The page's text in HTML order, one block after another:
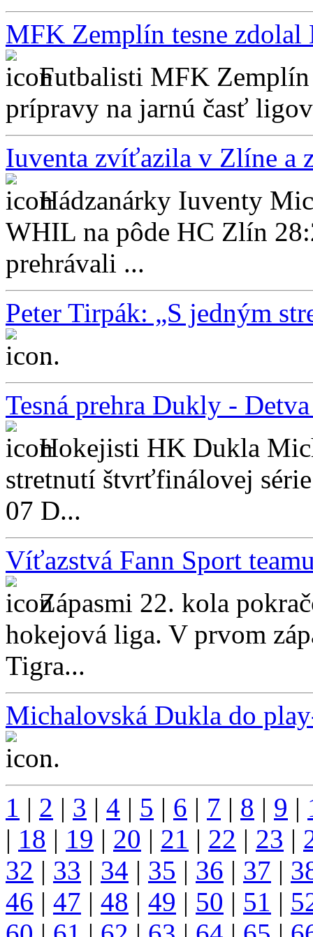
MFK Zemplín tesne
Futbalisti MFK
prípravy na jarnú časť
Iuventa zvíťazila v Zlíne a
Hádzanárky Iuventy
WHIL na pôde HC Zlín
prehrávali ...
Peter Tirpák: „S jedným
...
Tesná prehra Dukly -
Hokejisti HK Dukla
stretnutí štvrťfinálovej
07 D...
Víťazstvá Fann Sport
Zápasmi 22. kola
hokejová liga. V prvom
Tigra...
Michalovská Dukla do
...
1 | 2 | 3 | 4 | 5 | 6 | 7 | 8 | 9 |
| 18 | 19 | 20 | 21 | 22 | 23 |
32 | 33 | 34 | 35 | 36 | 37 |
46 | 47 | 48 | 49 | 50 | 51 |